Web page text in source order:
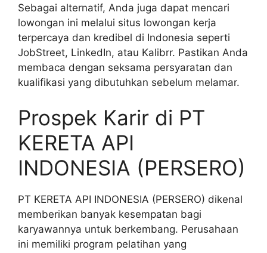
Sebagai alternatif, Anda juga dapat mencari
lowongan ini melalui situs lowongan kerja
terpercaya dan kredibel di Indonesia seperti
JobStreet, LinkedIn, atau Kalibrr. Pastikan Anda
membaca dengan seksama persyaratan dan
kualifikasi yang dibutuhkan sebelum melamar.
Prospek Karir di PT
KERETA API
INDONESIA (PERSERO)
PT KERETA API INDONESIA (PERSERO) dikenal
memberikan banyak kesempatan bagi
karyawannya untuk berkembang. Perusahaan
ini memiliki program pelatihan yang